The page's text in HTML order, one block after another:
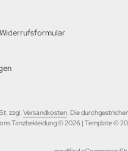
zzgl. Versandkosten. Die
Tanzbekleidung © 2026 | Template ©